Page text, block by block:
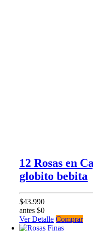
12 Rosas en
globito bebita
$43.990
antes $0
Ver Detalle Comprar